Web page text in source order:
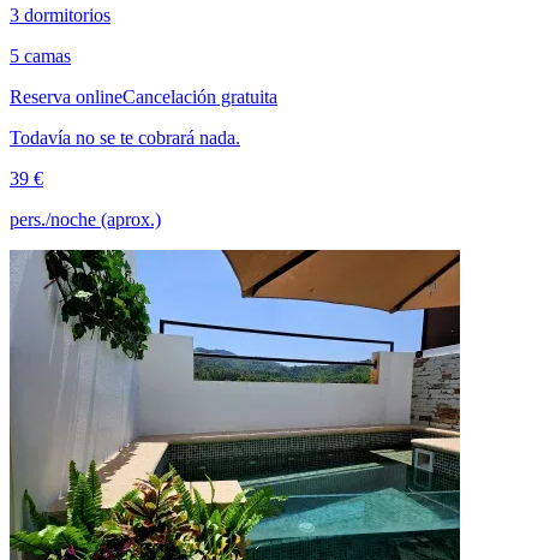
3 dormitorios
5 camas
Reserva onlineCancelación gratuita
Todavía no se te cobrará nada.
39 €
pers./noche (aprox.)